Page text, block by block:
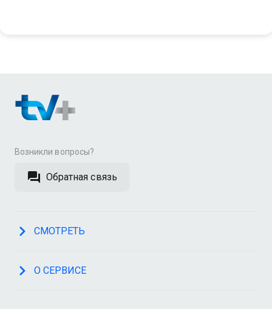
Возникли вопросы?
Обратная связь
СМОТРЕТЬ
О СЕРВИСЕ